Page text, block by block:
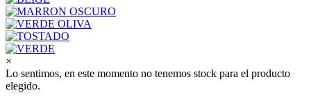
×
Lo sentimos, en este momento no tenemos stock para el producto
elegido.